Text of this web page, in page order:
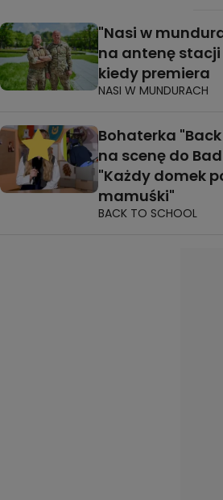
"Nasi w
na antenę stacji
kiedy premiera
NASI W MUNDURACH
Bohaterka
na scenę do
"Każdy domek
mamuśki"
BACK TO SCHOOL